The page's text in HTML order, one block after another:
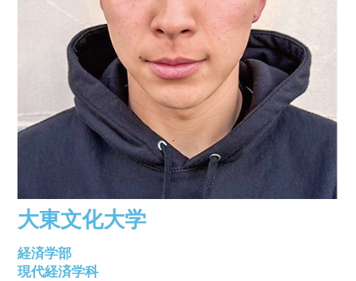
大東文化大学
経済学部
現代経済学科